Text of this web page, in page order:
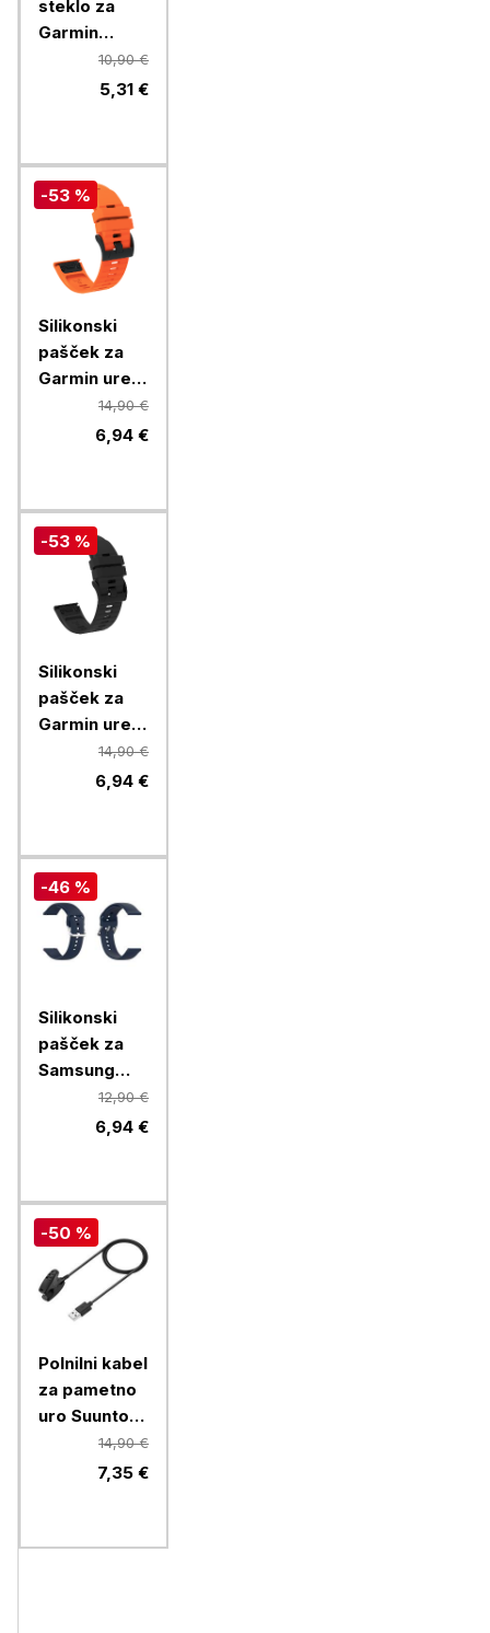
steklo za
Garmin
Forerunner
970 (41mm)
10,90 €
5,31 €
-53 %
Silikonski
pašček za
Garmin ure
oranžen
14,90 €
6,94 €
-53 %
Silikonski
pašček za
Garmin ure,
26mm, črn
14,90 €
6,94 €
-46 %
Silikonski
pašček za
Samsung
Watch4, 20
mm, temno
12,90 €
6,94 €
-50 %
Polnilni kabel
za pametno
uro Suunto
Ambit2,
14,90 €
7,35 €